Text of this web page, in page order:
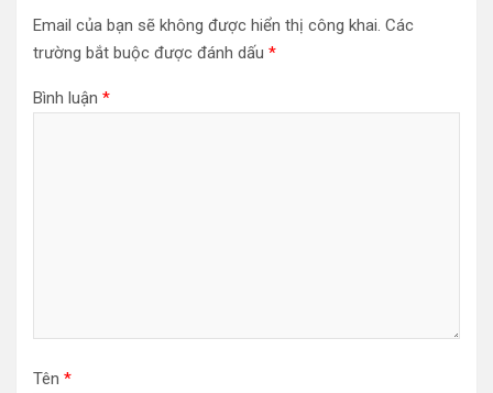
Email của bạn sẽ không được hiển thị công khai. Các
trường bắt buộc được đánh dấu *
Bình luận *
Tên *